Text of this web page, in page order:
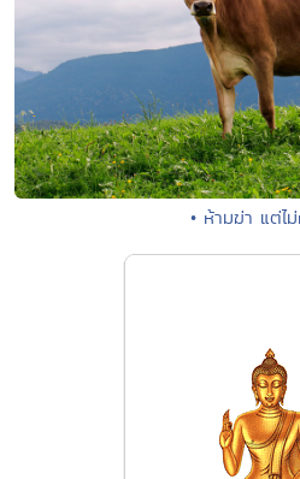
• ห้ามฆ่า แต่ไ